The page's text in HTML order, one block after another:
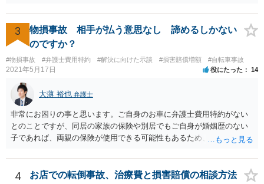
加害者に対する処罰感情など尋ねられるはずですので、率直にお答え
になるとよいと思います。
3
物損事故 相手が払う意思なし 諦めるしかない
のですか？
#物損事故 #弁護士費用特約 #解決に向けた示談 #損害賠償増額 #自転車事故
2021年5月17日 役にたった 14
大薄 裕也 弁護士
非常にお困りの事と思います。ご自身のお車に弁護士費用特約がない
とのことですが、同居の家族の保険や別居でもご自身が婚姻歴のない
子であれば、両親の保険が使用できる可能性もあるため、まだ確認し
特約がない場合の対応についてですが、まずは民事調停という手続き
を利用することも手かと思います。訴訟の手続きよりも話し合いを重
4
お店での転倒事故、治療費と損害賠償の相談方法